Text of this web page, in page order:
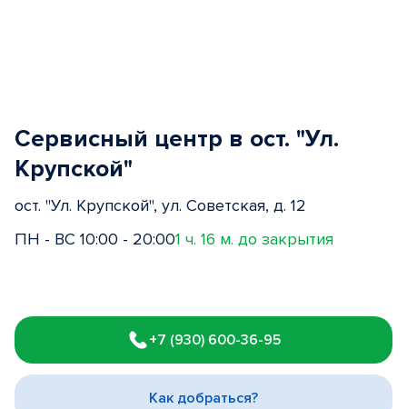
Сервисный центр в ост. "Ул.
Крупской"
ост. "Ул. Крупской", ул. Советская, д. 12
ПН - ВС 10:00 - 20:001 ч. 16 м. до закрытия
1
of
3
+7 (930) 600-36-95
Как добраться?